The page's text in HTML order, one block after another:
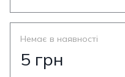
Немає в наявності
5 грн